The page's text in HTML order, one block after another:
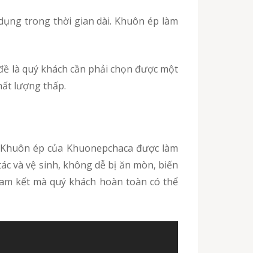
lượng thấp.
ép của Khuonepchaca được làm
và vệ sinh, không dễ bị ăn mòn, biến
kết mà quý khách hoàn toàn có thể